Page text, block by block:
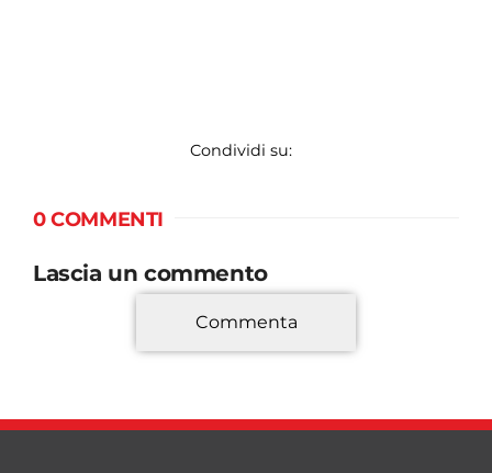
Condividi su:
0 COMMENTI
Lascia un commento
*
Commenta